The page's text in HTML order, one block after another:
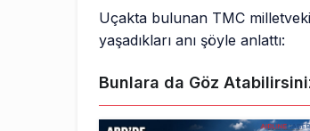
Uçakta bulunan TMC
yaşadıkları anı şöyle anlattı:
Bunlara da Göz